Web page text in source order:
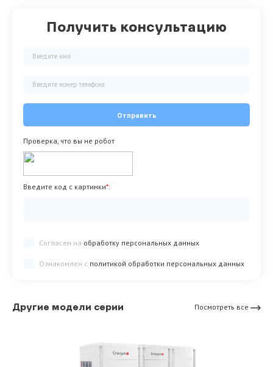
Получить консультацию
Отправить
Проверка, что вы не робот
Введите код с картинки*:
Согласен на обработку персональных данных
Ознакомлен с политикой обработки персональных данных
Другие модели серии Посмотреть все